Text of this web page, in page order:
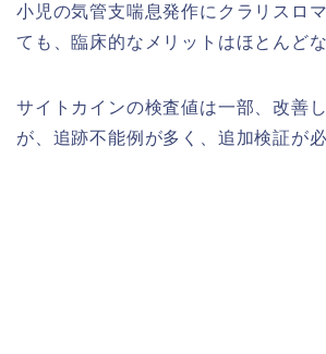
小児の気管支喘息発作にクラリスロ
ても、臨床的なメリットはほとんど
サイトカインの検査値は一部、改善
が、追跡不能例が多く、追加検証が